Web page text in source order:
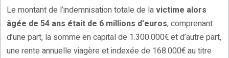
Le montant de l’indemnisation totale de lavictime alors
âgée de 54 ans était de 6 millions d’euros, comprenant
d’une part, la somme en capital de 1.300.000€ et d’autre part,
une rente annuelle viagère et indexée de 168.000€ au titre